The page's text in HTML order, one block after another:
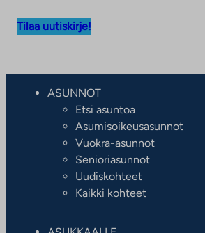
Tilaa uutiskirje!
ASUNNOT
Etsi asuntoa
Asumisoikeusasunnot
Vuokra-asunnot
Senioriasunnot
Uudiskohteet
Kaikki kohteet